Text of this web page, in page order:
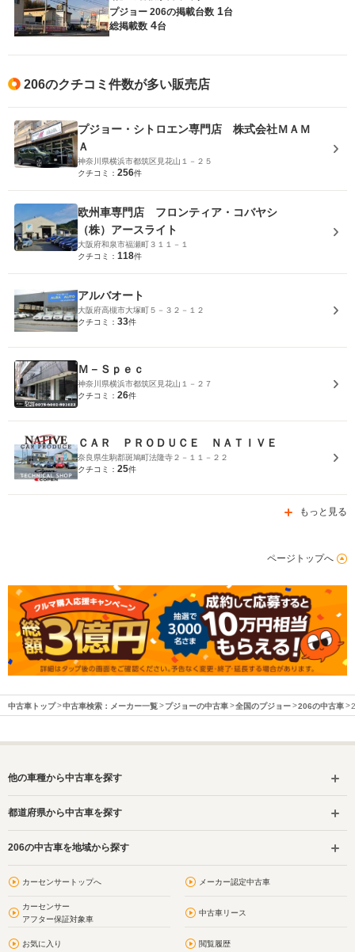
プジョー 206の掲載台数 1台
総掲載数 4台
206のクチコミ件数が多い販売店
プジョー・シトロエン専門店 株式会社ＭＡＭ
Ａ
神奈川県横浜市都筑区見花山１－２５
クチコミ： 256件
欧州車専門店 フロンティア・コバヤシ
（株）アースライト
大阪府和泉市福瀬町３１１－１
クチコミ： 118件
アルバオート
大阪府高槻市大塚町５－３２－１２
クチコミ： 33件
Ｍ－Ｓｐｅｃ
神奈川県横浜市都筑区見花山１－２７
クチコミ： 26件
ＣＡＲ ＰＲＯＤＵＣＥ ＮＡＴＩＶＥ
奈良県生駒郡斑鳩町法隆寺２－１１－２２
クチコミ： 25件
もっと見る
ページトップへ
中古車トップ 中古車検索：メーカー一覧 プジョーの中古車 全国のプジョー 206の中古車
他の車種から中古車を探す
都道府県から中古車を探す
206の中古車を地域から探す
カーセンサートップへ メーカー認定中古車
カーセンサー
アフター保証対象車
中古車リース
お気に入り 閲覧履歴